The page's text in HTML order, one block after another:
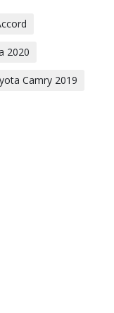
2020
Camry 2019